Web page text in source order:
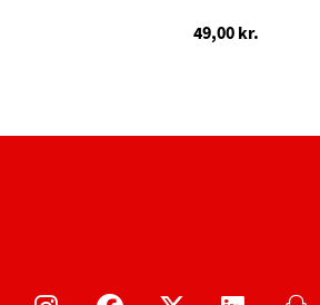
49,00 kr.